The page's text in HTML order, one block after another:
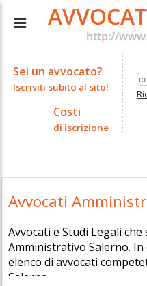
Sei un avvocato?
Iscriviti subito al sito!
Costi
di iscrizione
Avvocati
Avvocati e Studi Legali che
Amministrativo Salerno.
elenco di avvocati
Salerno.